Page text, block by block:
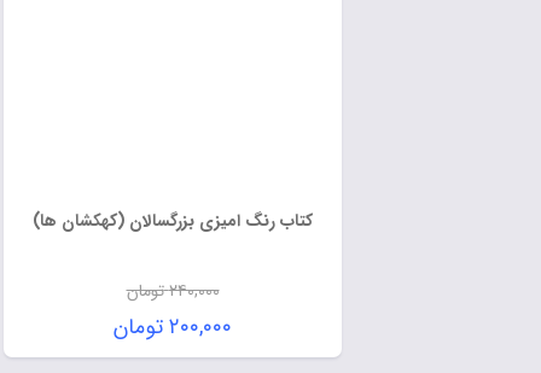
کتاب رنگ امیزی بزرگسالان (کهکشان ها)
۲۴۰,۰۰۰تومان
۲۰۰,۰۰۰تومان